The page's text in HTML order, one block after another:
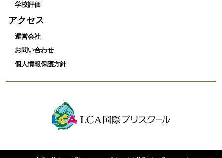
学校評価
アクセス
運営会社
お問い合わせ
個人情報保護方針